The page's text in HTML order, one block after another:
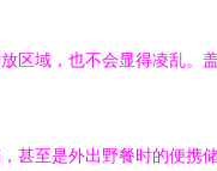
区域，也不会显得凌乱。
甚至是外出野餐时的便携储